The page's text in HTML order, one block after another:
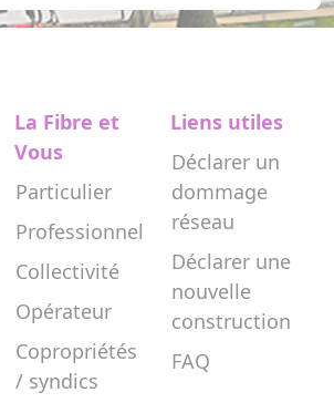
La Fibre et
Vous
Particulier
Professionnel
Collectivité
Opérateur
Copropriétés
/ syndics
Liens utiles
Déclarer un
dommage
réseau
Déclarer une
nouvelle
construction
FAQ